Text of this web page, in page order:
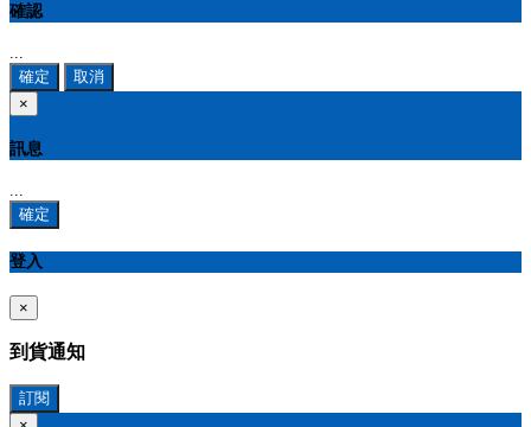
確認
...
確定
取消
×
訊息
...
確定
登入
×
到貨通知
訂閱